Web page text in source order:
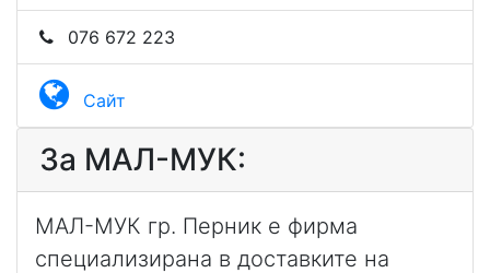
076 672 223
Сайт
За МАЛ-МУК:
МАЛ-МУК гр. Перник е фирма
специализирана в доставките на